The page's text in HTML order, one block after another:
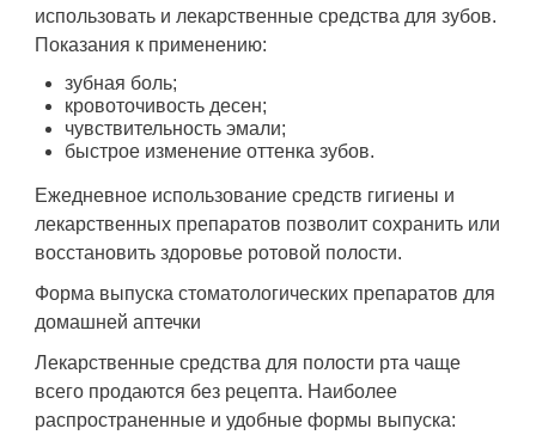
использовать и лекарственные средства для зубов.
Показания к применению:
зубная боль;
кровоточивость десен;
чувствительность эмали;
быстрое изменение оттенка зубов.
Ежедневное использование средств гигиены и
лекарственных препаратов позволит сохранить или
восстановить здоровье ротовой полости.
Форма выпуска стоматологических препаратов для
домашней аптечки
Лекарственные средства для полости рта чаще
всего продаются без рецепта. Наиболее
распространенные и удобные формы выпуска: